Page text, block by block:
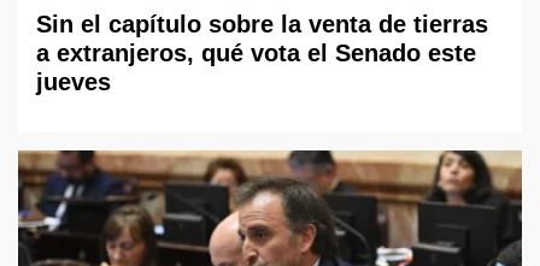
Sin el capítulo sobre la venta de tierras
a extranjeros, qué vota el Senado este
jueves